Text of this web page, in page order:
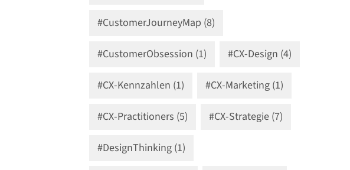
#CustomerJourneyMap (8)
#CustomerObsession (1) #CX-Design (4)
#CX-Kennzahlen (1) #CX-Marketing (1)
#CX-Practitioners (5) #CX-Strategie (7)
#DesignThinking (1)